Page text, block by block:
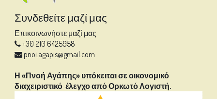
Συνδεθείτε μαζί μας
Επικοινωνήστε μαζί μας
+30 210 6425958
pnoi.agapis@gmail.com
Η «Πνοή Αγάπης» υπόκειται σε οικονομικό
διαχειριστικό έλεγχο από Ορκωτό Λογιστή.